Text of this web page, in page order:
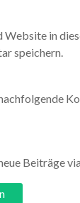
Website in
speichern.
Beiträge